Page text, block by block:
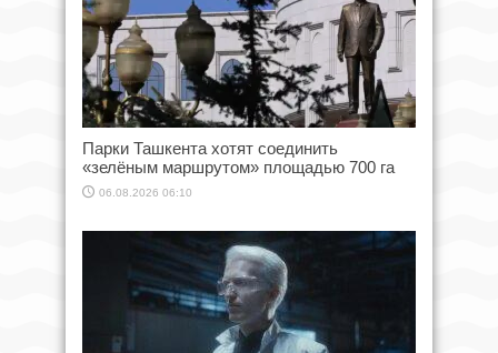
Парки Ташкента хотят соединить
«зелёным маршрутом» площадью 700 га
06.08.2026 06:10